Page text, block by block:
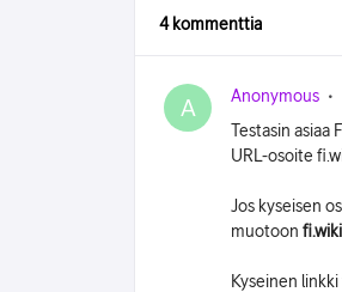
4 kommenttia
A Anonymous
Testasin asiaa
URL-osoite
Jos kyseisen
muotoon
Kyseinen